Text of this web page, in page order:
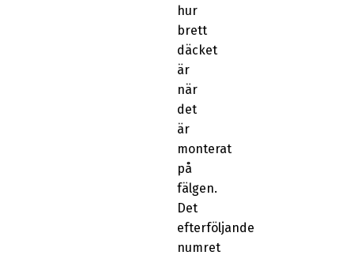
hur
brett
däcket
är
när
det
är
monterat
på
fälgen.
Det
efterföljande
numret